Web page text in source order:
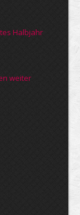
Halbjahr
weiter